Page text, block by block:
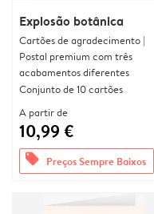
Explosão botânica
Cartões de agradecimento |
Postal premium com três
acabamentos diferentes
Conjunto de 10 cartões
A partir de
10,99 €
offers Preços Sempre Baixos